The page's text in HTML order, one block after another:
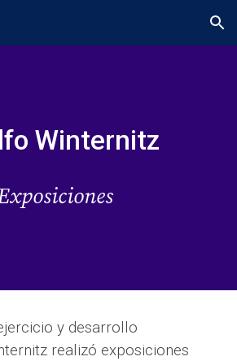
Skip to navigation
Winternitz
y desarrollo
realizó exposiciones